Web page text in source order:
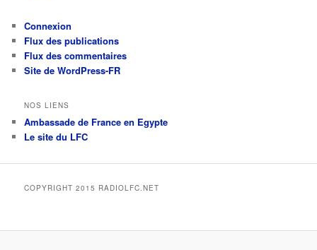
Connexion
Flux des publications
Flux des commentaires
Site de WordPress-FR
NOS LIENS
Ambassade de France en Egypte
Le site du LFC
COPYRIGHT 2015 RADIOLFC.NET